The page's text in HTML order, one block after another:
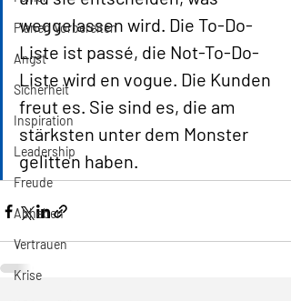
Planen Vorbereiten
Angst
Sicherheit
Inspiration
Leadership
Freude
Abheben
Vertrauen
Krise
weggelassen wird. Die To-Do-
Liste ist passé, die Not-To-Do-
Liste wird en vogue. Die Kunden
freut es. Sie sind es, die am
stärksten unter dem Monster
gelitten haben.